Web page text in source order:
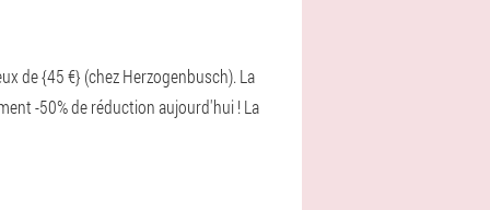
de {45 €} (chez Herzogenbusch). La
-50% de réduction aujourd'hui ! La